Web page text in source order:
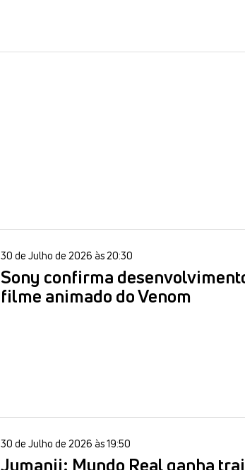
30 de Julho de 2026 às 20:30
Sony confirma
filme animado do Venom
30 de Julho de 2026 às 19:50
Jumanji: Mundo Real ganha